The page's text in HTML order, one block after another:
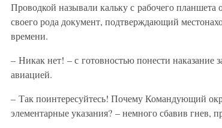
Проводкой называли кальку с рабочего планшета
своего рода документ, подтверждающий
времени.
– Никак нет! – с готовностью понести
авиацией.
– Так поинтересуйтесь! Почему Командующий
элементарные указания? – немного сбавив гнев,